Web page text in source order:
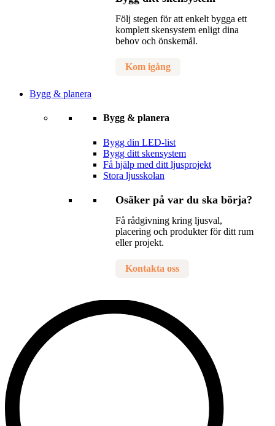
Följ stegen för att enkelt bygga ett
komplett skensystem enligt dina
behov och önskemål.
Kom igång
Bygg & planera
Bygg & planera
Bygg din LED-list
Bygg ditt skensystem
Få hjälp med ditt ljusprojekt
Stora ljusskolan
Osäker på var du ska börja?
Få rådgivning kring ljusval,
placering och produkter för ditt rum
eller projekt.
Kontakta oss